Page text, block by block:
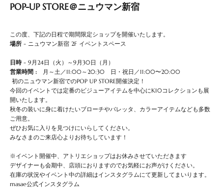
POP-UP STORE＠ニュウマン新宿
この度、下記の日程で期間限定ショップを開催いたします。
場所 - ニュウマン新宿 2F イベントスペース
日時- 9月24日（火）～9月30日（月）
営業時間 :
月～土／11:00～20:30 日・祝日／11:00〜20:00
初のニュウマン新宿でのPOP UP STORE開催決定！
今回のイベントでは定番のビジューアイテムを中心にK10コレクションも展
開いたします。
秋冬の装いに身に着けたいブローチやバレッタ、カラーアイテムなども多数
ご用意。
ぜひお気に入りを見つけにいらしてください。
みなさまのご来店心よりお待ちしています！
※イベント開催中、アトリエショップはお休みさせていただきます
デザイナーも会期中、店頭におりますのでお気軽にお声がけください。
在庫の状況やイベント中の詳細はインスタグラムにて更新してまいります。
masae公式インスタグラム